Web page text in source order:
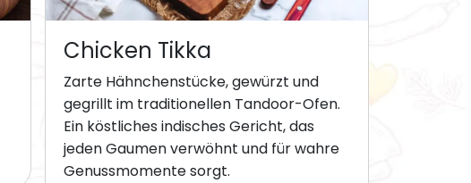
Chicken Tikka
Zarte Hähnchenstücke, gewürzt und
gegrillt im traditionellen Tandoor-Ofen.
Ein köstliches indisches Gericht, das
jeden Gaumen verwöhnt und für wahre
Genussmomente sorgt.